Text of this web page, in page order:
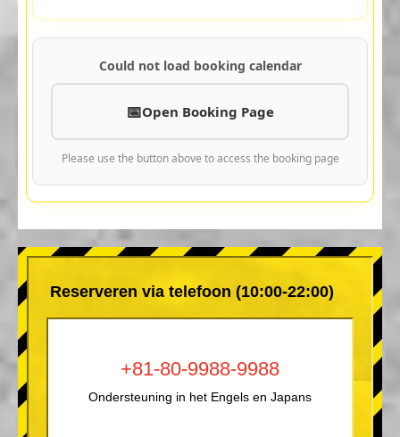
Could not load booking calendar
Open Booking Page
Please use the button above to access the booking page
Reserveren via telefoon (10:00-22:00)
+81-80-9988-9988
Ondersteuning in het Engels en Japans